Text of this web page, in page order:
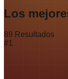
Los
89 Resultados
#1